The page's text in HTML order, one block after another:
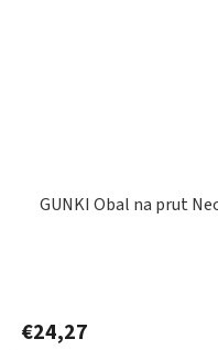
GUNKI Obal na prut
€24,27